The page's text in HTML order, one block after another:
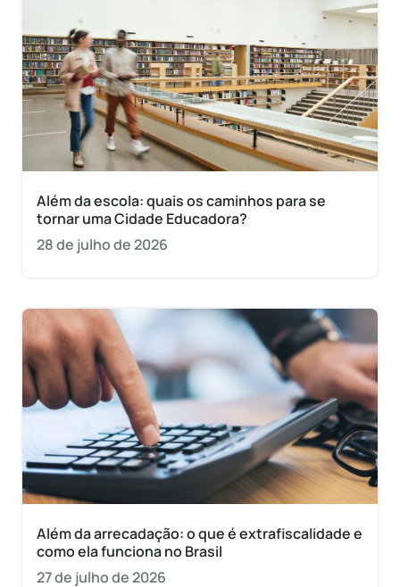
Além da escola: quais os caminhos para se
tornar uma Cidade Educadora?
28 de julho de 2026
Além da arrecadação: o que é extrafiscalidade e
como ela funciona no Brasil
27 de julho de 2026